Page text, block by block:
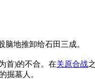
地推卸给石田三成。
首)的不合。在关原合战
掘墓人。